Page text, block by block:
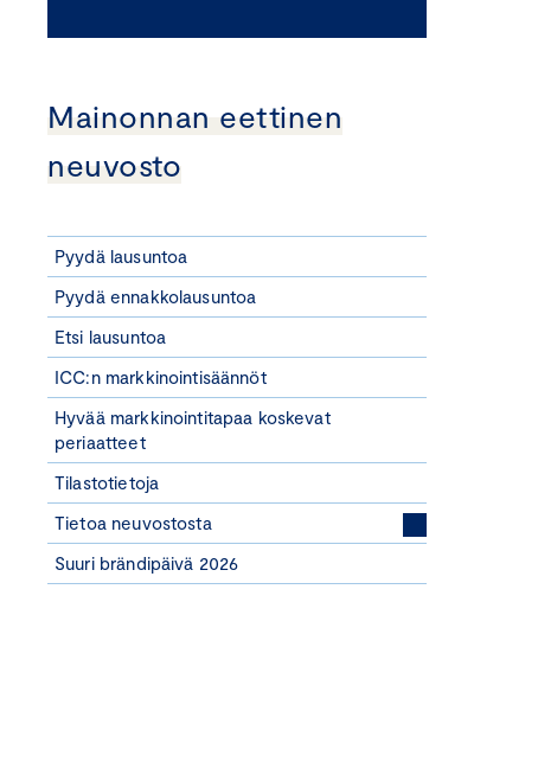
Mainonnan eettinen
neuvosto
Pyydä lausuntoa
Pyydä ennakkolausuntoa
Etsi lausuntoa
ICC:n markkinointisäännöt
Hyvää markkinointitapaa koskevat
periaatteet
Tilastotietoja
Tietoa neuvostosta
Suuri brändipäivä 2026